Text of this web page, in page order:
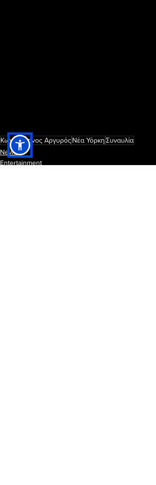
Κωνσταντίνος ΑργυρόςΝέα ΥόρκηΣυναυλία
News
Entertainment